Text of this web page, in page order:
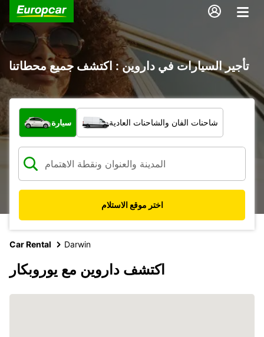
تأجير السيارات في داروين : اكتشف جميع محطاتنا
ما نوع المركبة؟
سيارة شاحنات الفان والشاحنات العادية
اختر موقع الاستلام
Car Rental Darwin
اكتشف داروين مع يوروبكار